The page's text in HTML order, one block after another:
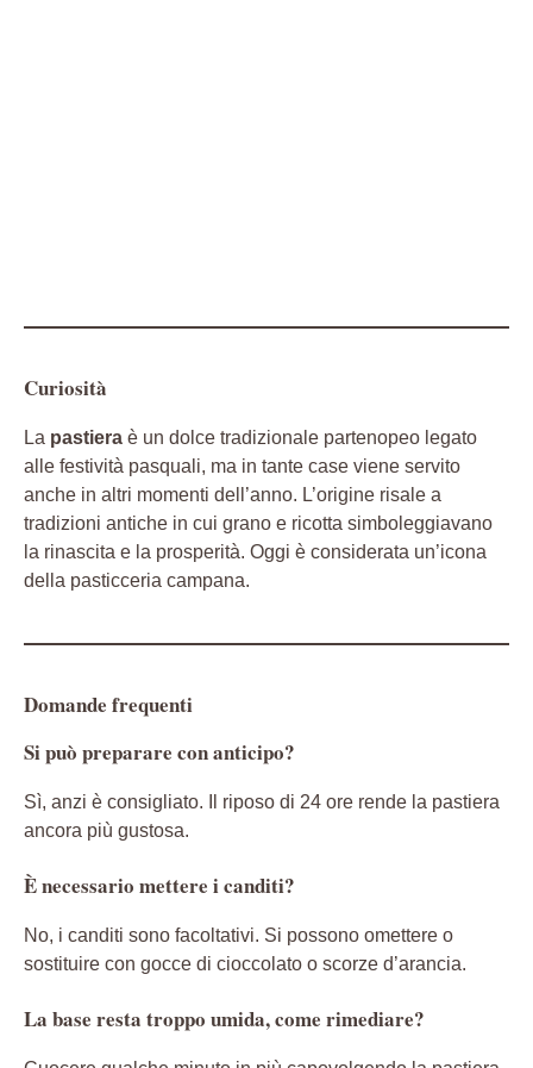
Curiosità
La pastiera è un dolce tradizionale partenopeo legato
alle festività pasquali, ma in tante case viene servito
anche in altri momenti dell’anno. L’origine risale a
tradizioni antiche in cui grano e ricotta simboleggiavano
la rinascita e la prosperità. Oggi è considerata un’icona
della pasticceria campana.
Domande frequenti
Si può preparare con anticipo?
Sì, anzi è consigliato. Il riposo di 24 ore rende la pastiera
ancora più gustosa.
È necessario mettere i canditi?
No, i canditi sono facoltativi. Si possono omettere o
sostituire con gocce di cioccolato o scorze d’arancia.
La base resta troppo umida, come rimediare?